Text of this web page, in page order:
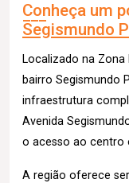
Conheça um
Segismundo
Localizado na
bairro Segismundo
infraestrutura
Avenida
o acesso ao centro
A região oferece